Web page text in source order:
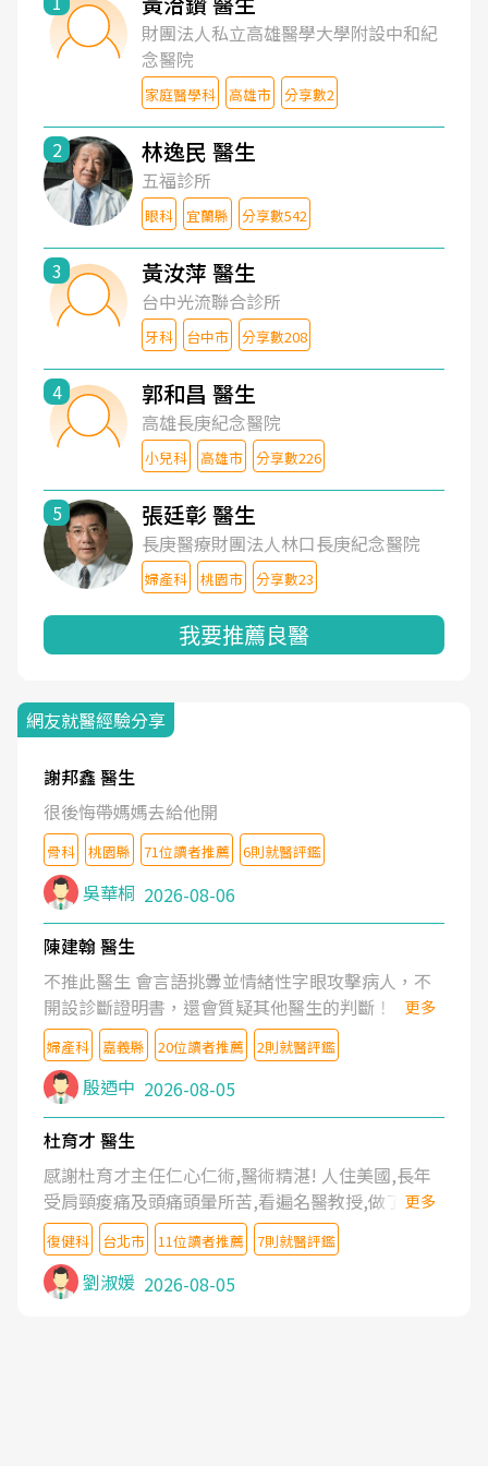
財團法人私立高雄醫學大學附設中和紀
念醫院
家庭醫學科 高雄市 分享數2
2 林逸民 醫生
五福診所
眼科 宜蘭縣 分享數542
3 黃汝萍 醫生
台中光流聯合診所
牙科 台中市 分享數208
4 郭和昌 醫生
高雄長庚紀念醫院
小兒科 高雄市 分享數226
5 張廷彰 醫生
長庚醫療財團法人林口長庚紀念醫院
婦產科 桃園市 分享數23
我要推薦良醫
網友就醫經驗分享
謝邦鑫 醫生
很後悔帶媽媽去給他開
骨科 桃園縣 71位讀者推薦 6則就醫評鑑
吳華桐 2026-08-06
陳建翰 醫生
不推此醫生 會言語挑釁並情緒性字眼攻擊病人，不
開設診斷證明書，還會質疑其他醫生的判斷！
更多
婦產科 嘉義縣 20位讀者推薦 2則就醫評鑑
殷迺中 2026-08-05
杜育才 醫生
感謝杜育才主任仁心仁術,醫術精湛! 人住美國,長年
受肩頸痠痛及頭痛頭暈所苦,看遍名醫教授,做了各種
檢查,也嘗試過西醫打針,中醫針灸及物理徒手治療都
沒有用,後來連吃到嗎啡類止痛藥都效果有限,只是壓
症狀,沒多久就痛起來,多年失眠嚴重影響生活品質.
台灣親友介紹忠孝醫院杜育才主任是頸頭症候群專
更多
復健科 台北市 11位讀者推薦 7則就醫評鑑
劉淑媛 2026-08-05